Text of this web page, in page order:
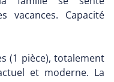
vacances. Capacité
(1 pièce), totalement
et moderne. La